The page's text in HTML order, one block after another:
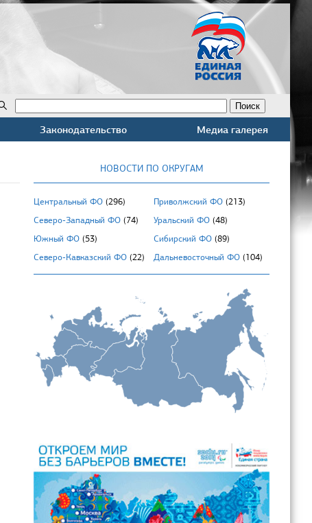
Законодательство Медиа галерея
НОВОСТИ ПО ОКРУГАМ
Центральный ФО (296) Приволжский ФО (213)
Северо-Западный ФО (74) Уральский ФО (48)
Южный ФО (53) Сибирский ФО (89)
Северо-Кавказский ФО (22) Дальневосточный ФО (104)